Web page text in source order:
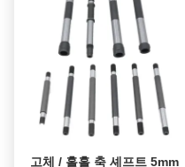
고체 / 홀홀 축 셰프트 5mm